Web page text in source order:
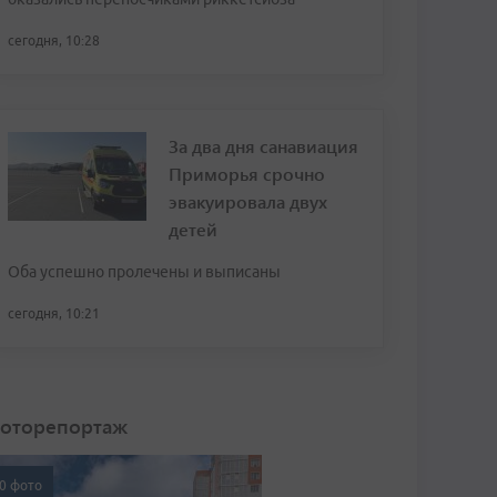
сегодня, 10:28
За два дня санавиация
Приморья срочно
эвакуировала двух
детей
Оба успешно пролечены и выписаны
сегодня, 10:21
фото